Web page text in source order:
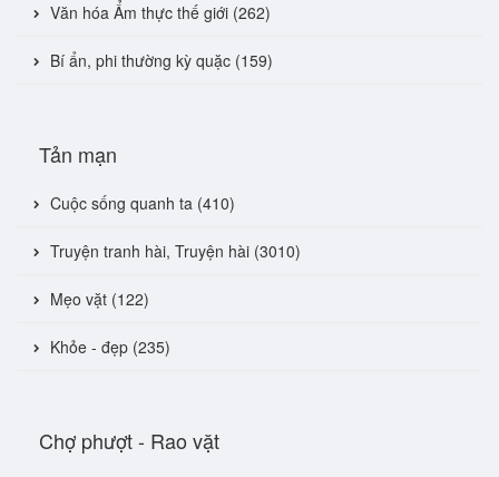
Văn hóa Ẩm thực thế giới (262)
Bí ẩn, phi thường kỳ quặc (159)
Tản mạn
Cuộc sống quanh ta (410)
Truyện tranh hài, Truyện hài (3010)
Mẹo vặt (122)
Khỏe - đẹp (235)
Chợ phượt - Rao vặt